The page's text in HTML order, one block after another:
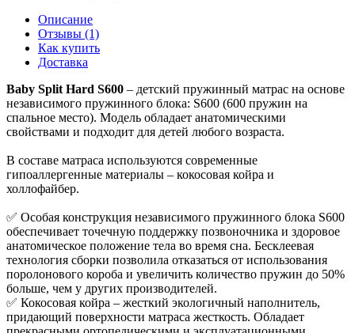
Описание
Отзывы (1)
Как купить
Доставка
Baby Split Hard S600 – детский пружинный матрас на основе
независимого пружинного блока: S600 (600 пружин на
спальное место). Модель обладает анатомическими
свойствами и подходит для детей любого возраста.
В составе матраса используются современные
гипоаллергенные материалы – кокосовая койра и
холлофайбер.
✅ Особая конструкция независимого пружинного блока S600
обеспечивает точечную поддержку позвоночника и здоровое
анатомическое положение тела во время сна. Бесклеевая
технология сборки позволила отказаться от использования
поролонового короба и увеличить количество пружин до 50%
больше, чем у других производителей.
✅ Кокосовая койра – жесткий экологичный наполнитель,
придающий поверхности матраса жесткость. Обладает